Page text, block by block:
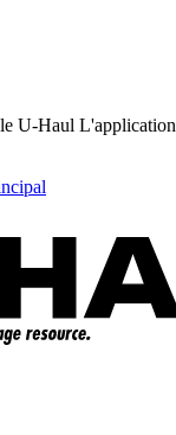
U-Haul L'application